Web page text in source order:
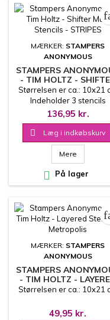
MÆRKER: STAMPERS
ANONYMOUS
STAMPERS
- TIM HOLTZ -
MULTI STENCILS -
STRIPES
Størrelsen er ca.: 10x21
Indeholder 3 stencils
136,95 kr.
 Læg i indkøbskurv
Mere
 På lager
MÆRKER: STAMPERS
ANONYMOUS
STAMPERS
- TIM HOLTZ -
STENCIL -
Størrelsen er ca.: 10x21
49,95 kr.